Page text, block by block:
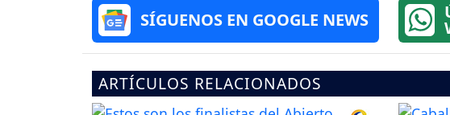
SÍGUENOS EN GOOGLE NEWS
ARTÍCULOS RELACIONADOS